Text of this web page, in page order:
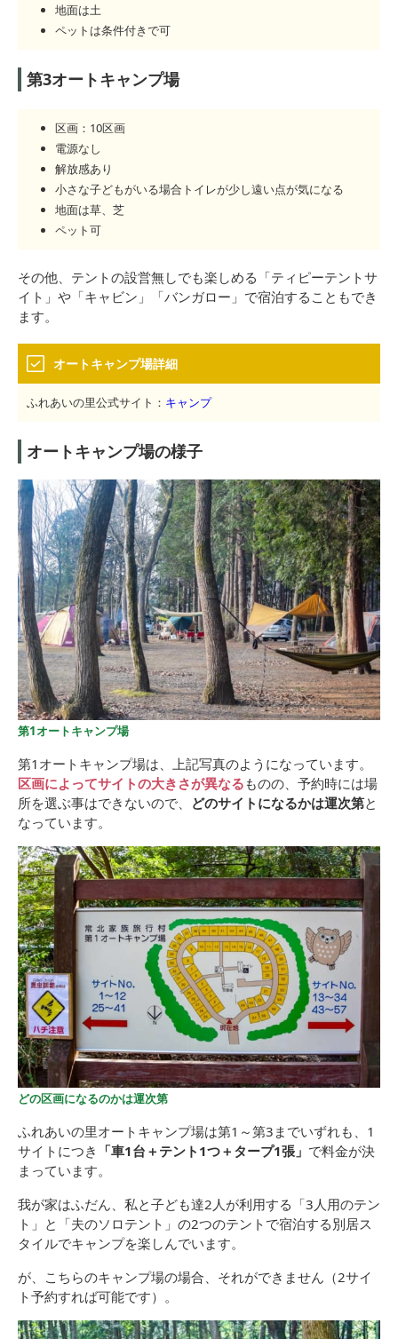
地面は土
ペットは条件付きで可
第3オートキャンプ場
区画：10区画
電源なし
解放感あり
小さな子どもがいる場合トイレが少し遠い点が気になる
地面は草、芝
ペット可
その他、テントの設営無しでも楽しめる「ティピーテントサ
イト」や「キャビン」「バンガロー」で宿泊することもでき
ます。
オートキャンプ場詳細
ふれあいの里公式サイト： キャンプ
オートキャンプ場の様子
第1オートキャンプ場
第1オートキャンプ場は、上記写真のようになっています。
区画によってサイトの大きさが異なる ものの、予約時には場
所を選ぶ事はできないので、 どのサイトになるかは運次第と
なっています。
どの区画になるのかは運次第
ふれあいの里オートキャンプ場は第1～第3までいずれも、1
サイトにつき 「車1台＋テント1つ＋タープ1張」 で料金が決
まっています。
我が家はふだん、私と子ども達2人が利用する「3人用のテン
ト」と「夫のソロテント」の2つのテントで宿泊する別居ス
タイルでキャンプを楽しんでいます。
が、こちらのキャンプ場の場合、それができません（2サイ
ト予約すれば可能です）。